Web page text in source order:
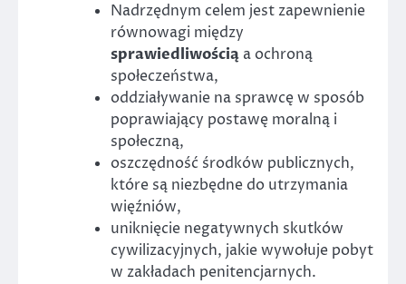
Nadrzędnym celem jest zapewnienie
równowagi między
sprawiedliwością a ochroną
społeczeństwa,
oddziaływanie na sprawcę w sposób
poprawiający postawę moralną i
społeczną,
oszczędność środków publicznych,
które są niezbędne do utrzymania
więźniów,
uniknięcie negatywnych skutków
cywilizacyjnych, jakie wywołuje pobyt
w zakładach penitencjarnych.